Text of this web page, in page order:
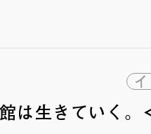
は生きていく。